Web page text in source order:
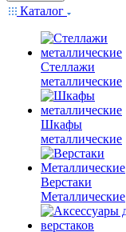
Каталог
Стеллажи
металлические
Шкафы
металлические
Верстаки
Металлические